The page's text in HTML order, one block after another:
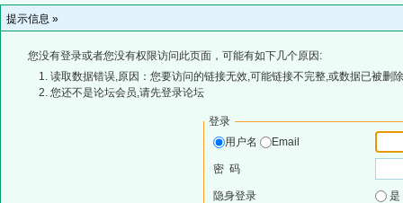
提示信息 »
您没有登录或者您没有权限访问此页面，可能有如下几个原因:
读取数据错误,原因：您要访问的链接无效,可能链接不完整,或数据已被删
您还不是论坛会员,请先登录论坛
登录
用户名
Email
密 码
隐身登录